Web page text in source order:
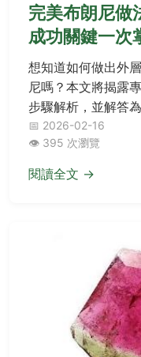
完美布朗尼做
成功關鍵一次
想知道如何做出外
尼嗎？本文將揭露
步驟解析，並解答
軟，讓你第一次做就
📅 2026-02-16
👁️ 395 次瀏覽
閱讀全文 →